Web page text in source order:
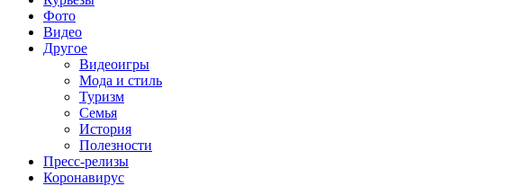
Фото
Видео
Другое
Видеоигры
Мода и стиль
Туризм
Семья
История
Полезности
Пресс-релизы
Коронавирус